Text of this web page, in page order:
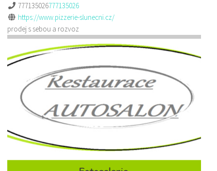
777135026777135026
https://www.pizzerie-slunecni.cz/
prodej s sebou a rozvoz